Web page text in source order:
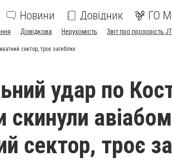
Новини Довідник ГО
Довідкова Нерухомість Звіт про прозорість JTI
сектор, троє загиблих
удар по
скинули
сектор, троє